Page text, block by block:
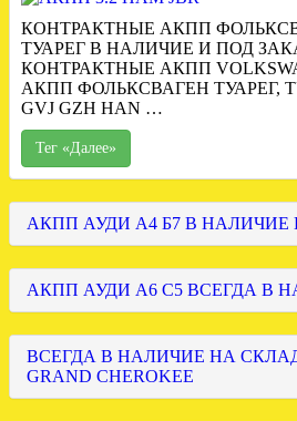
КОНТРАКТНЫЕ АКПП
ТУАРЕГ В НАЛИЧИЕ И ПОД
КОНТРАКТНЫЕ АКПП
АКПП ФОЛЬКСВАГЕН ТУАРЕГ,
GVJ GZH HAN …
Тег «Далее»
АКПП АУДИ А4 Б7 В НАЛИЧИЕ
АКПП АУДИ А6 С5 ВСЕГДА В
ВСЕГДА В НАЛИЧИЕ НА
GRAND CHEROKEE